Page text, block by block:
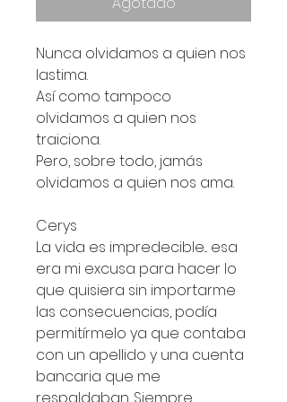
Nunca olvidamos a quien nos
lastima.
Así como tampoco
olvidamos a quien nos
traiciona.
Pero, sobre todo, jamás
olvidamos a quien nos ama.
Cerys
La vida es impredecible... esa
era mi excusa para hacer lo
que quisiera sin importarme
las consecuencias, podía
permitírmelo ya que contaba
con un apellido y una cuenta
bancaria que me